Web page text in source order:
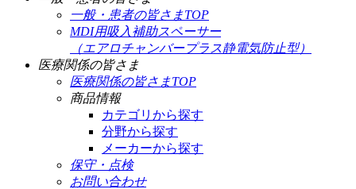
一般・患者の皆さまTOP
MDI用吸入補助スペーサー
（エアロチャンバープラス静電気防止型）
医療関係の皆さま
医療関係の皆さまTOP
商品情報
カテゴリから探す
分野から探す
メーカーから探す
保守・点検
お問い合わせ